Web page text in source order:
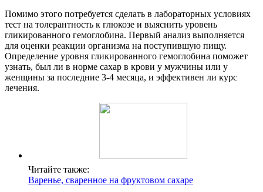
Помимо этого потребуется сделать в лабораторных условиях
тест на толерантность к глюкозе и выяснить уровень
гликированного гемоглобина. Первый анализ выполняется
для оценки реакции организма на поступившую пищу.
Определение уровня гликированного гемоглобина поможет
узнать, был ли в норме сахар в крови у мужчины или у
женщины за последние 3-4 месяца, и эффективен ли курс
лечения.
Читайте также:
Варенье, сваренное на фруктовом сахаре